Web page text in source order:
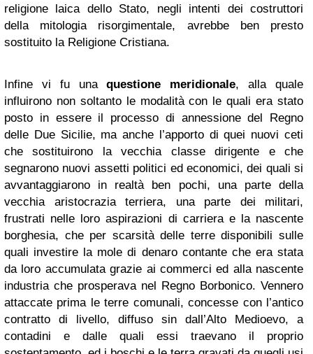
religione laica dello Stato, negli intenti dei costruttori
della mitologia risorgimentale, avrebbe ben presto
sostituito la Religione Cristiana.
Infine vi fu unaquestione meridionale, alla quale
influirono non soltanto le modalità con le quali era stato
posto in essere il processo di annessione del Regno
delle Due Sicilie, ma anche l’apporto di quei nuovi ceti
che sostituirono la vecchia classe dirigente e che
segnarono nuovi assetti politici ed economici, dei quali si
avvantaggiarono in realtà ben pochi, una parte della
vecchia aristocrazia terriera, una parte dei militari,
frustrati nelle loro aspirazioni di carriera e la nascente
borghesia, che per scarsità delle terre disponibili sulle
quali investire la mole di denaro contante che era stata
da loro accumulata grazie ai commerci ed alla nascente
industria che prosperava nel Regno Borbonico. Vennero
attaccate prima le terre comunali, concesse con l’antico
contratto di livello, diffuso sin dall’Alto Medioevo, a
contadini e dalle quali essi traevano il proprio